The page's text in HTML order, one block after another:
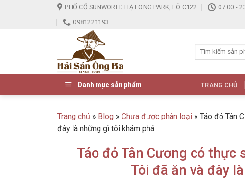
PHỐ CỔ SUNWORLD HẠ LONG PARK, LÔ C122
07:00 -
0981221193
Danh mục sản phẩm TRANG CHỦ
Trang chủ » Blog » Chưa được phân loại » Táo đỏ Tân
đây là những gì tôi khám phá
Táo đỏ Tân Cương có
Tôi đã ăn và đây